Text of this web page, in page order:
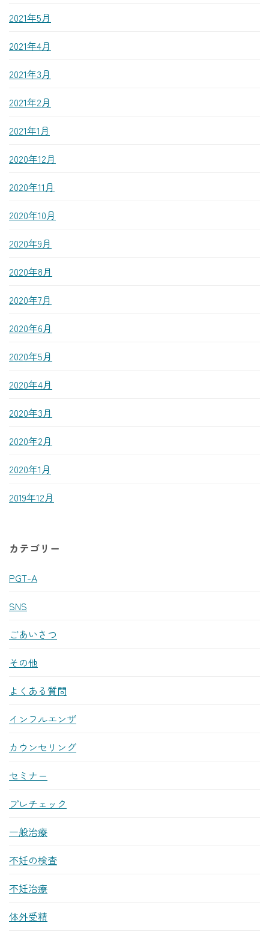
2021年5月
2021年4月
2021年3月
2021年2月
2021年1月
2020年12月
2020年11月
2020年10月
2020年9月
2020年8月
2020年7月
2020年6月
2020年5月
2020年4月
2020年3月
2020年2月
2020年1月
2019年12月
カテゴリー
PGT-A
SNS
ごあいさつ
その他
よくある質問
インフルエンザ
カウンセリング
セミナー
プレチェック
一般治療
不妊の検査
不妊治療
体外受精